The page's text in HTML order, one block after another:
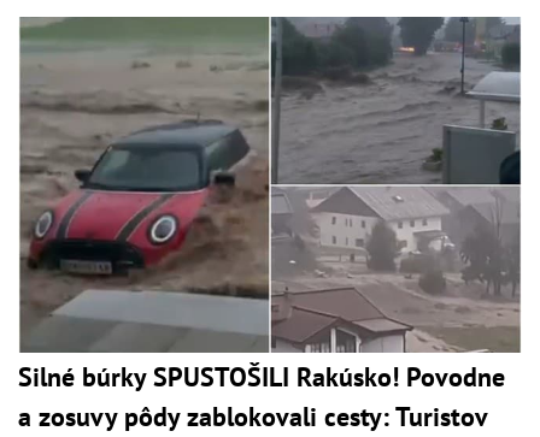
Silné búrky SPUSTOŠILI Rakúsko! Povodne
a zosuvy pôdy zablokovali cesty: Turistov